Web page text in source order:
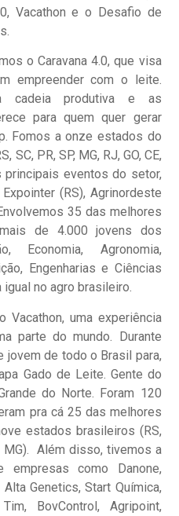
Vacathon e o Desafio de
o Caravana 4.0, que visa
empreender com o leite.
produtiva e as
para quem quer gerar
Fomos a onze estados do
SC, PR, SP, MG, RJ, GO, CE,
principais eventos do setor,
(RS), Agrinordeste
35 das melhores
de 4.000 jovens dos
Economia, Agronomia,
Engenharias e Ciências
igual no agro brasileiro.
uma experiência
parte do mundo. Durante
jovem de todo o Brasil para,
Gado de Leite. Gente do
do Norte. Foram 120
pra cá 25 das melhores
estados brasileiros (RS,
MG). Além disso, tivemos a
como Danone,
Genetics, Start Química,
BovControl, Agripoint,